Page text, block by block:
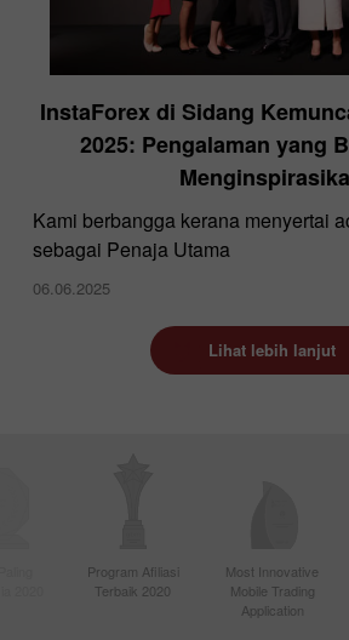
InstaForex di Sidang
2025: Pengalaman yang
Kami berbangga kerana menyertai
sebagai Penaja Utama
06.06.2025
Lihat lebih lanjut
Program Afiliasi
Terbaik 2020
Most Innovative
Mobile Trading
Application